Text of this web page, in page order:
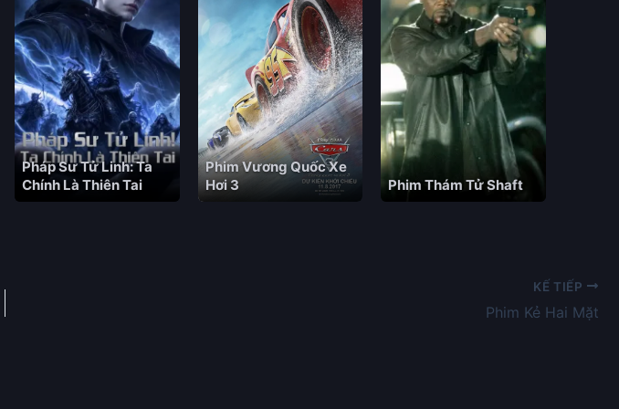
Pháp Sư Tử Linh: Ta
Chính Là Thiên Tai
Phim Vương Quốc Xe
Hơi 3
Phim Thám Tử Shaft
KẾ TIẾP
Phim Kẻ Hai Mặt